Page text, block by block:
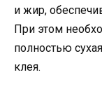
и жир,
При этом
полностью
клея.